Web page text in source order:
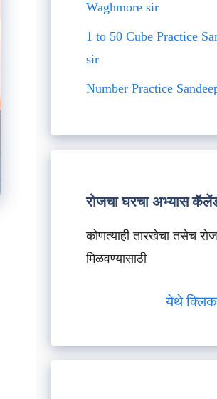
Waghmore sir
1 to 50 Cube Practice
sir
Number Practice
रोजचा घरचा अभ्यास
कोणत्याही तारखेचा तसेच
मिळवण्यासाठी
येथे